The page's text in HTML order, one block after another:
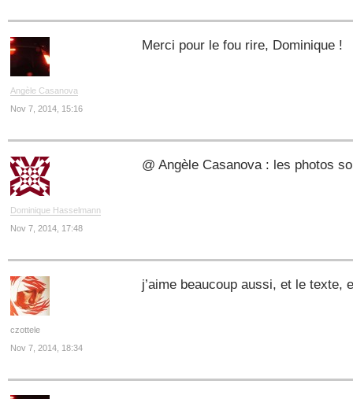
Angèle Casanova
Nov 7, 2014, 15:16
Merci pour le fou rire, Dominique !
Dominique Hasselmann
Nov 7, 2014, 17:48
@ Angèle Casanova : les photos
czottele
Nov 7, 2014, 18:34
j’aime beaucoup aussi, et le